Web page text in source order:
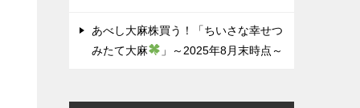
あべし大麻株買う！「ちいさな幸せつ
みたて大麻
」～2025年8月末時点～